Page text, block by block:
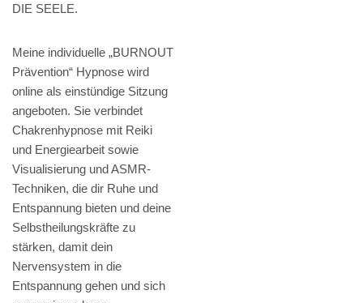
DIE SEELE.
Meine individuelle „BURNOUT
Prävention“ Hypnose wird
online als einstündige Sitzung
angeboten. Sie verbindet
Chakrenhypnose mit Reiki
und Energiearbeit sowie
Visualisierung und ASMR-
Techniken, die dir Ruhe und
Entspannung bieten und deine
Selbstheilungskräfte zu
stärken, damit dein
Nervensystem in die
Entspannung gehen und sich